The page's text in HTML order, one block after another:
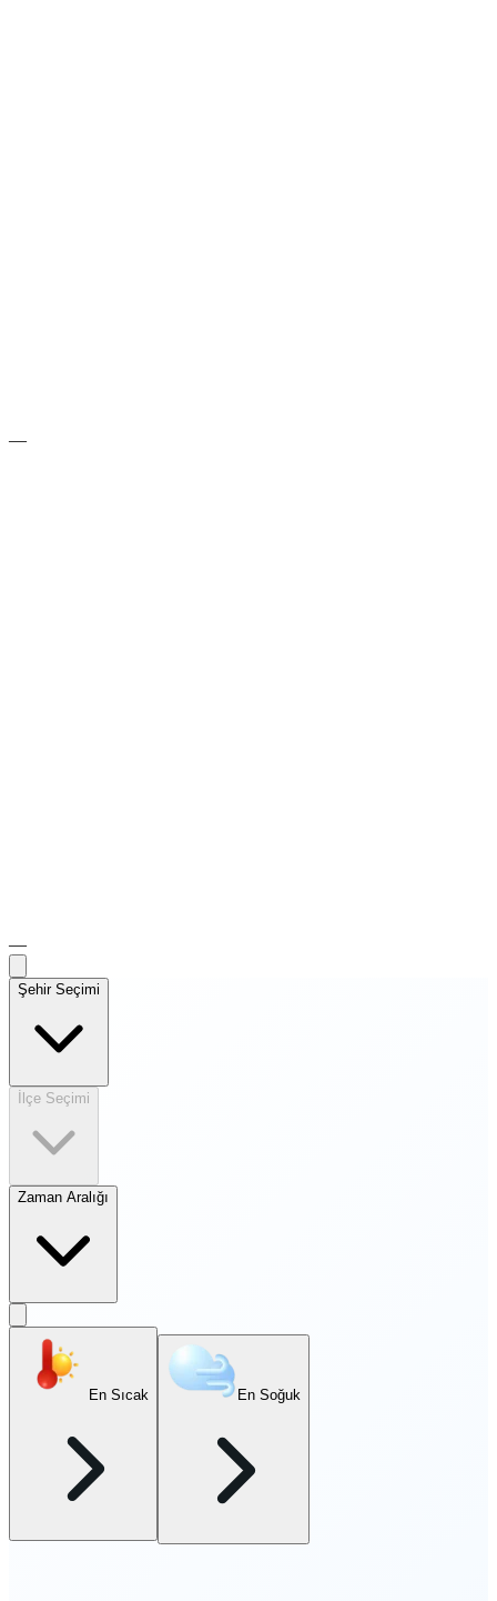
—
—
Şehir Seçimi
İlçe Seçimi
Zaman Aralığı
En Sıcak En Soğuk